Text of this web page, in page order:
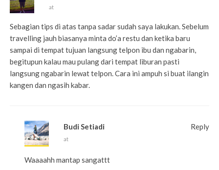
at
Sebagian tips di atas tanpa sadar sudah saya lakukan. Sebelum
travelling jauh biasanya minta do’a restu dan ketika baru
sampai di tempat tujuan langsung telpon ibu dan ngabarin,
begitupun kalau mau pulang dari tempat liburan pasti
langsung ngabarin lewat telpon. Cara ini ampuh si buat ilangin
kangen dan ngasih kabar.
Budi Setiadi
at
Waaaahh mantap sangattt
Reply